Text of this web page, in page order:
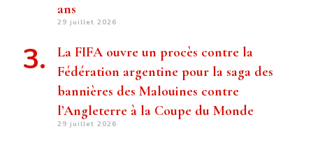
ans
29 juillet 2026
La FIFA ouvre un procès contre la
Fédération argentine pour la saga des
bannières des Malouines contre
l’Angleterre à la Coupe du Monde
29 juillet 2026